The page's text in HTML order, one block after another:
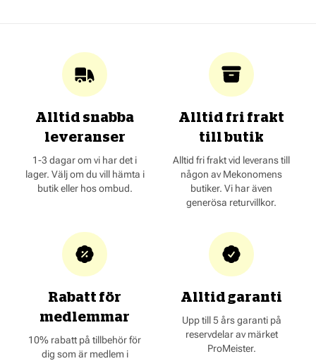
Alltid snabba
leveranser
1-3 dagar om vi har det i
lager. Välj om du vill hämta i
butik eller hos ombud.
Alltid fri frakt
till butik
Alltid fri frakt vid leverans till
någon av Mekonomens
butiker. Vi har även
generösa returvillkor.
Rabatt för
medlemmar
10% rabatt på tillbehör för
dig som är medlem i
Alltid garanti
Upp till 5 års garanti på
reservdelar av märket
ProMeister.